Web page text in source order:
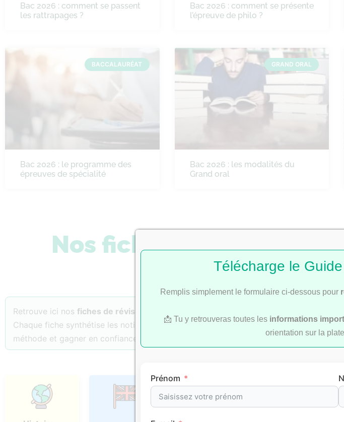
Bac 2026 : comment se passent
les rattrapages ?
Bac 2026 : comment se présente
l’épreuve de philo ?
BACCALAURÉAT
Bac 2026 : le programme des
épreuves de spécialité
GRAND ORAL
Bac 2026 : les modalités du
Grand oral
Nos fiches de révision
Retrouve ici nos fiches de révision
Chaque fiche synthétise les notions essentielles, les points de méthode et les repères
méthode et gagner en confiance.
Télécharge le
Remplis simplement le formulaire ci-dessous pour
📩 Tu y retrouveras toutes les informations
orientation sur la
Prénom